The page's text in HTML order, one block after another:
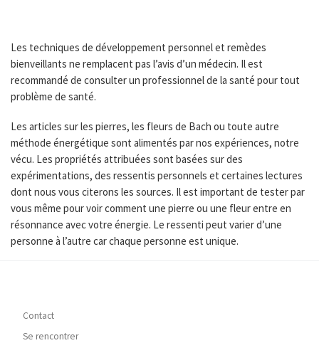
Les techniques de développement personnel et remèdes
bienveillants ne remplacent pas l’avis d’un médecin. Il est
recommandé de consulter un professionnel de la santé pour tout
problème de santé.
Les articles sur les pierres, les fleurs de Bach ou toute autre
méthode énergétique sont alimentés par nos expériences, notre
vécu. Les propriétés attribuées sont basées sur des
expérimentations, des ressentis personnels et certaines lectures
dont nous vous citerons les sources. Il est important de tester par
vous même pour voir comment une pierre ou une fleur entre en
résonnance avec votre énergie. Le ressenti peut varier d’une
personne à l’autre car chaque personne est unique.
Contact
Se rencontrer